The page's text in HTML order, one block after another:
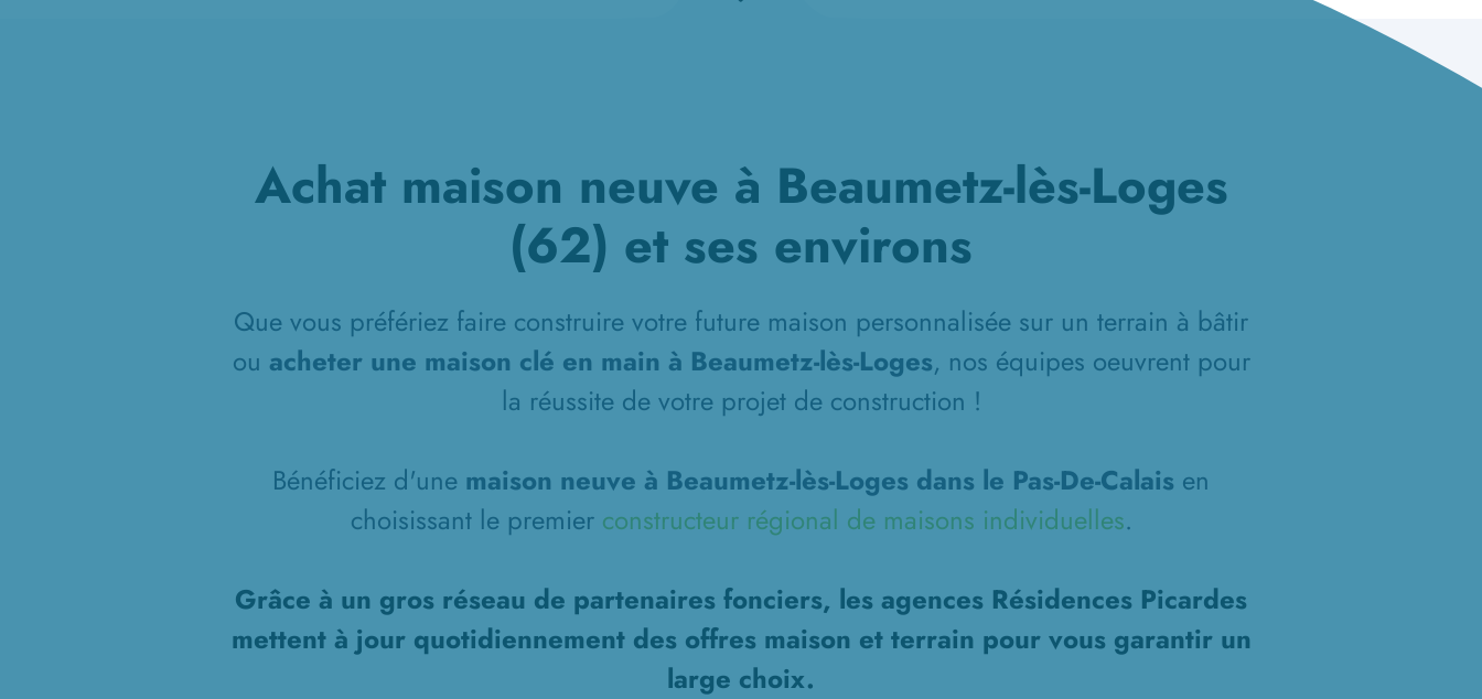
Achat maison neuve à Beaumetz-lès-Loges
(62) et ses environs
Que vous préfériez faire construire votre future maison personnalisée sur un terrain à bâtir
ou acheter une maison clé en main à Beaumetz-lès-Loges, nos équipes oeuvrent pour
la réussite de votre projet de construction !
Bénéficiez d'une maison neuve à Beaumetz-lès-Loges dans le Pas-De-Calais en
choisissant le premier constructeur régional de maisons individuelles.
Grâce à un gros réseau de partenaires fonciers, les agences Résidences Picardes
mettent à jour quotidiennement des offres maison et terrain pour vous garantir un
large choix.